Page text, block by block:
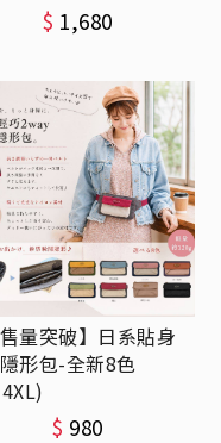
$ 1,680
售量突破】日系貼身
形包-全新8色
$ 980